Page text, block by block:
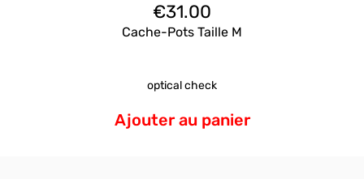
€31.00
Cache-Pots Taille M
optical check
Ajouter au panier